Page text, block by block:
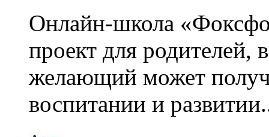
Онлайн-школа
проект для родителей,
желающий может
воспитании и